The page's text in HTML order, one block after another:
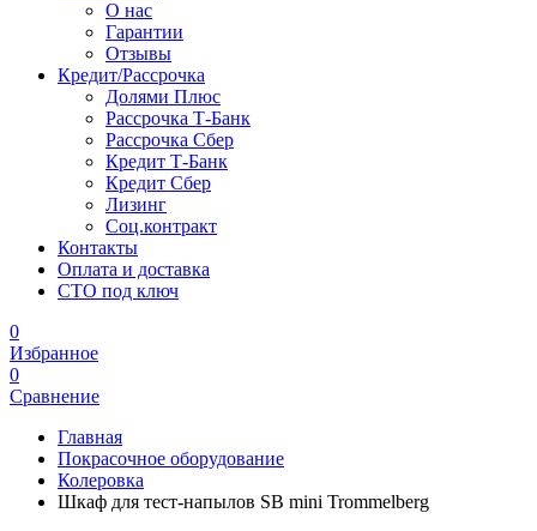
О нас
Гарантии
Отзывы
Кредит/Рассрочка
Долями Плюс
Рассрочка Т-Банк
Рассрочка Сбер
Кредит Т-Банк
Кредит Сбер
Лизинг
Соц.контракт
Контакты
Оплата и доставка
СТО под ключ
0
Избранное
0
Сравнение
Главная
Покрасочное оборудование
Колеровка
Шкаф для тест-напылов SB mini Trommelberg